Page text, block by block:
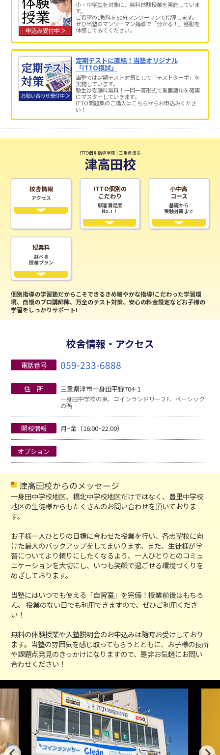
小・中学生を対象に、無料体験授業を実施していま
す。
ご希望の1教科を50分マンツーマンで指導します。
ぜひ当塾のマンツーマン指導で「分かる！」感動を
体感してみてください。
定期テストに直結！当塾オリジナル
「ITTO模試」
当塾では定期テスト対策として「テストターボ」を
実施しています。
塾生は受験料無料！一問一答形式で重要語句を確実
にマスターしていきます。
ITTO問題集のご購入はこちらからお申込みくださ
い！
ITTO個別指導学院 | 三重県津市
津高田校
校舎情報
アクセス
ITTO個別の
こだわり
顧客満足度
No.1！
小中高
コース
基礎から
受験対策まで
授業料
選べる
授業プラン
個別指導の学習塾だからこそできるきめ細やかな指導!こだわった学習環
境、自慢のプロ講師陣、万全のテスト対策、安心の料金設定などお子様の
学習をしっかりサポート!
校舎情報・アクセス
電話番号 059-233-6888
住 所 三重県津市一身田平野704-1
一身田中学校の東、コインランドリー２F、ベーシック
の西
開校情報 月~金（16:00~22:00）
オプション
津高田校からのメッセージ
一身田中学校地区、橋北中学校地区だけではなく、豊里中学校
地区の生徒様からもたくさんのお問い合わせを頂いておりま
す。
お子様一人ひとりの目標に合わせた授業を行い、各志望校に向
けた最大のバックアップをしてまいります。また、生徒様が学
習についてより頼りにしたくなるよう、一人ひとりとのコミュ
ニケーションを大切にし、いつも笑顔で過ごせる環境づくりを
めざしております。
当塾にはいつでも使える「自習室」を完備！授業前後はもちろ
ん、 授業のない日でも利用できますので、ぜひご利用くださ
い！
無料の体験授業や入塾説明会のお申込みは随時お受けしており
ます。当塾の雰囲気を感じ取ってもらうとともに、お子様の長所
や課題点発見のきっかけになりますので、是非お気軽にお問い
合わせください！